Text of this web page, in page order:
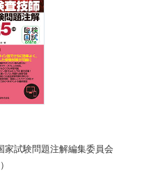
家試験問題注解編集委員会